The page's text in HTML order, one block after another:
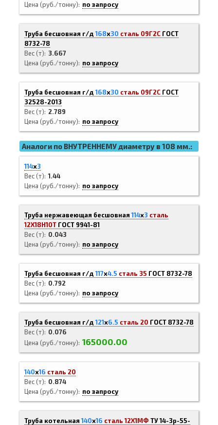
Цена (руб./тонну)
по запросу
Труба бесшовная г/д168х30 сталь 09Г2С ГОСТ
8732-78
Вес (т)
3.667
Цена (руб./тонну)
по запросу
Труба бесшовная г/д168х30 сталь 09Г2С ГОСТ
32528-2013
Вес (т)
2.789
Цена (руб./тонну)
по запросу
Аналоги по ВНУТРЕННЕМУ диаметру в 108 мм.:
114х3
Вес (т) 1.44
Цена (руб./тонну)
по запросу
Труба нержавеющая бесшовная114х3 сталь
12Х18Н10Т ГОСТ 9941-81
Вес (т)
0.043
Цена (руб./тонну)
по запросу
Труба бесшовная г/д117х4.5 сталь 35 ГОСТ 8732-78
Вес (т)
0.792
Цена (руб./тонну)
по запросу
Труба бесшовная г/д121х6.5 сталь 20 ГОСТ 8732-78
Вес (т)
0.076
Цена (руб./тонну) 165000.00
140х16 сталь 20
Вес (т)
0.874
Цена (руб./тонну)
по запросу
Труба котельная140х16 сталь 12Х1МФ ТУ 14-3р-55-